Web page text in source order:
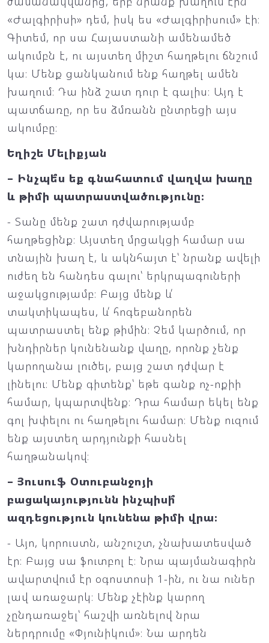
«Ժալգիրիսի» դեմ, իսկ ես «Ժալգիրիսում» էի։
Գիտեմ, որ սա Հայաստանի ամենամեծ
ակումբն է, ու այստեղ միշտ հաղթելու ճնշում
կա։ Մենք ցանկանում ենք հաղթել ամեն
խաղում։ Դա ինձ շատ դուր է գալիս։ Այդ է
պատճառը, որ ես ձմռանն ընտրեցի այս
ակումբը։
Եղիշե Մելիքյան
– Ինչպե՞ս եք գնահատում վաղվա խաղը
և թիմի պատրաստվածությունը։
- Տանը մենք շատ դժվարությամբ
հաղթեցինք։ Այստեղ մրցակցի համար սա
տնային խաղ է, և ակնհայտ է՝ նրանք ավելի
ուժեղ են հանդես գալու՝ երկրպագուների
աջակցությամբ։ Բայց մենք և՛
տակտիկապես, և՛ հոգեբանորեն
պատրաստել ենք թիմին։ Չեմ կարծում, որ
խնդիրներ կունենանք վաղը, որոնք չենք
կարողանա լուծել, բայց շատ դժվար է
լինելու։ Մենք գիտենք՝ եթե գանք ոչ-ոքիի
համար, կպարտվենք։ Դրա համար եկել ենք
գոլ խփելու ու հաղթելու համար։ Մենք ուզում
ենք այստեղ արդյունքի հասնել
հաղթանակով։
– Յուսուֆ Օտուբանջոյի
բացակայությունն ինչպիսի՞
ազդեցություն կունենա թիմի վրա։
- Այո, կորուստն, անշուշտ, չնախատեսված
էր։ Բայց սա ֆուտբոլ է։ Նրա պայմանագիրն
ավարտվում էր օգոստոսի 1-ին, ու նա ուներ
լավ առաջարկ։ Մենք չէինք կարող
չընդառաջել՝ հաշվի առնելով նրա
ներդրումը «Փյունիկում»։ Նա արդեն